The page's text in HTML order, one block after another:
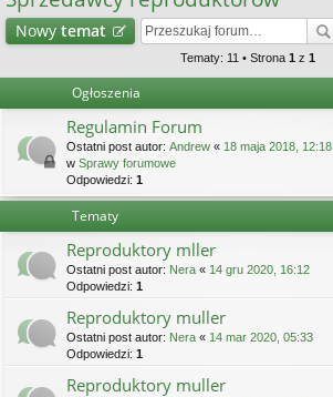
Nowy temat
Tematy: 11 • Strona 1 z 1
Ogłoszenia
Regulamin Forum
Ostatni post autor: Andrew « 18 maja 2018, 12:18
w Sprawy forumowe
Odpowiedzi: 1
Tematy
Reproduktory mller
Ostatni post autor: Nera « 14 gru 2020, 16:12
Odpowiedzi: 1
Reproduktory muller
Ostatni post autor: Nera « 14 mar 2020, 05:33
Odpowiedzi: 1
Reproduktory muller